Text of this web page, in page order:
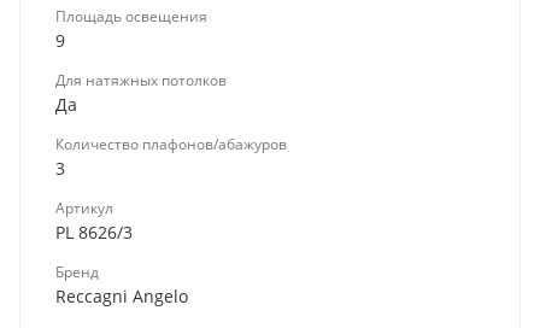
Площадь освещения
9
Для натяжных потолков
Да
Количество плафонов/абажуров
3
Артикул
PL 8626/3
Бренд
Reccagni Angelo